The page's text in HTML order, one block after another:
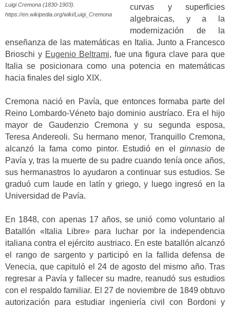
Luigi Cremona (1830-1903).
https://en.wikipedia.org/wiki/Luigi_Cremona
curvas y superficies
algebraicas, y a la
modernización de la
enseñanza de las matemáticas en Italia. Junto a Francesco
Brioschi y Eugenio Beltrami, fue una figura clave para que
Italia se posicionara como una potencia en matemáticas
hacia finales del siglo XIX.
Cremona nació en Pavía, que entonces formaba parte del
Reino Lombardo-Véneto bajo dominio austríaco. Era el hijo
mayor de Gaudenzio Cremona y su segunda esposa,
Teresa Andereoli. Su hermano menor, Tranquillo Cremona,
alcanzó la fama como pintor. Estudió en elginnasio de
Pavía y, tras la muerte de su padre cuando tenía once años,
sus hermanastros lo ayudaron a continuar sus estudios. Se
graduó cum laude en latín y griego, y luego ingresó en la
Universidad de Pavía.
En 1848, con apenas 17 años, se unió como voluntario al
Batallón «Italia Libre» para luchar por la independencia
italiana contra el ejército austriaco. En este batallón alcanzó
el rango de sargento y participó en la fallida defensa de
Venecia, que capituló el 24 de agosto del mismo año. Tras
regresar a Pavía y fallecer su madre, reanudó sus estudios
con el respaldo familiar. El 27 de noviembre de 1849 obtuvo
autorización para estudiar ingeniería civil con Bordoni y